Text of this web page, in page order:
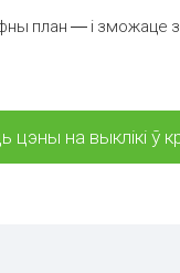
план — і зможаце
цэны на выклікі ў